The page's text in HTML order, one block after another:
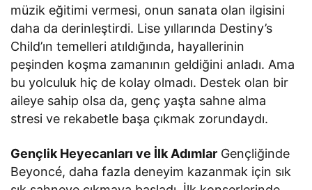
müzik eğitimi vermesi, onun sanata olan ilgisini
daha da derinleştirdi. Lise yıllarında Destiny’s
Child’ın temelleri atıldığında, hayallerinin
peşinden koşma zamanının geldiğini anladı. Ama
bu yolculuk hiç de kolay olmadı. Destek olan bir
aileye sahip olsa da, genç yaşta sahne alma
stresi ve rekabetle başa çıkmak zorundaydı.
Gençlik Heyecanları ve İlk Adımlar Gençliğinde
Beyoncé, daha fazla deneyim kazanmak için sık